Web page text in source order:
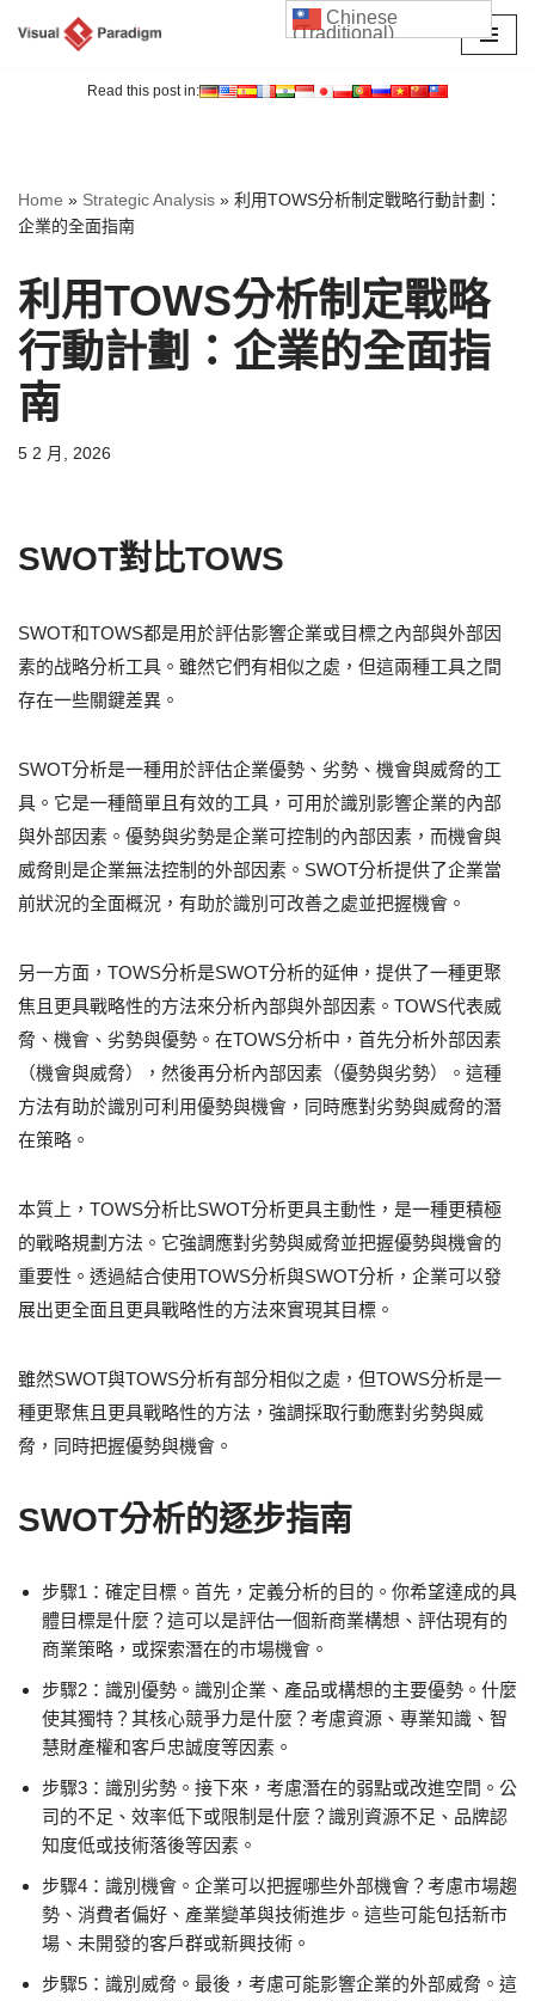
Read this post in:
Home » Strategic Analysis » 利用TOWS分析制定戰略行動計劃：
企業的全面指南
利用TOWS分析制定戰略
行動計劃：企業的全面指
南
5 2 月, 2026
SWOT對比TOWS
SWOT和TOWS都是用於評估影響企業或目標之內部與外部因
素的战略分析工具。雖然它們有相似之處，但這兩種工具之間
存在一些關鍵差異。
SWOT分析是一種用於評估企業優勢、劣勢、機會與威脅的工
具。它是一種簡單且有效的工具，可用於識別影響企業的內部
與外部因素。優勢與劣勢是企業可控制的內部因素，而機會與
威脅則是企業無法控制的外部因素。SWOT分析提供了企業當
前狀況的全面概況，有助於識別可改善之處並把握機會。
另一方面，TOWS分析是SWOT分析的延伸，提供了一種更聚
焦且更具戰略性的方法來分析內部與外部因素。TOWS代表威
脅、機會、劣勢與優勢。在TOWS分析中，首先分析外部因素
（機會與威脅），然後再分析內部因素（優勢與劣勢）。這種
方法有助於識別可利用優勢與機會，同時應對劣勢與威脅的潛
在策略。
本質上，TOWS分析比SWOT分析更具主動性，是一種更積極
的戰略規劃方法。它強調應對劣勢與威脅並把握優勢與機會的
重要性。透過結合使用TOWS分析與SWOT分析，企業可以發
展出更全面且更具戰略性的方法來實現其目標。
雖然SWOT與TOWS分析有部分相似之處，但TOWS分析是一
種更聚焦且更具戰略性的方法，強調採取行動應對劣勢與威
脅，同時把握優勢與機會。
SWOT分析的逐步指南
步驟1：確定目標。首先，定義分析的目的。你希望達成的具
體目標是什麼？這可以是評估一個新商業構想、評估現有的
商業策略，或探索潛在的市場機會。
步驟2：識別優勢。識別企業、產品或構想的主要優勢。什麼
使其獨特？其核心競爭力是什麼？考慮資源、專業知識、智
慧財產權和客戶忠誠度等因素。
步驟3：識別劣勢。接下來，考慮潛在的弱點或改進空間。公
司的不足、效率低下或限制是什麼？識別資源不足、品牌認
知度低或技術落後等因素。
步驟4：識別機會。企業可以把握哪些外部機會？考慮市場趨
勢、消費者偏好、產業變革與技術進步。這些可能包括新市
場、未開發的客戶群或新興技術。
步驟5：識別威脅。最後，考慮可能影響企業的外部威脅。這
Chinese
(Traditional)